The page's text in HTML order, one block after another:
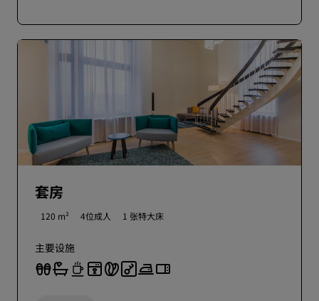
套房
120 m² 4位成人 1 张特大床
主要设施